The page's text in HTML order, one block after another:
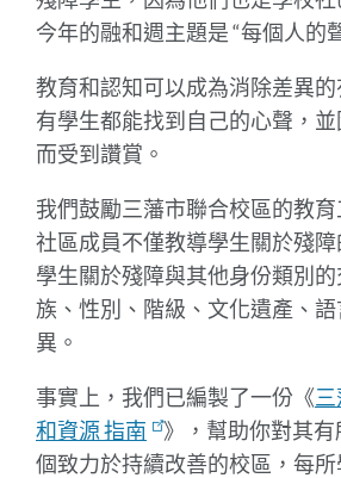
今年的融和週主題是 “每個人的
教育和認知可以成為消除差異
有學生都能找到自己的心聲，
而受到讚賞。
我們鼓勵三藩市聯合校區的教
社區成員不僅教導學生關於殘
學生關於殘障與其他身份類別
族、性別、階級、文化遺產、
異。
事實上，我們已編製了一份《
和資源 指南
》，幫助你對其
個致力於持續改善的校區，每